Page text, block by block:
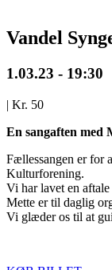
Vandel
1.03.23 - 19:30
| Kr. 50
En sangaften med
Fællessangen er for
Kulturforening.
Vi har lavet en
Mette er til daglig
Vi glæder os til at